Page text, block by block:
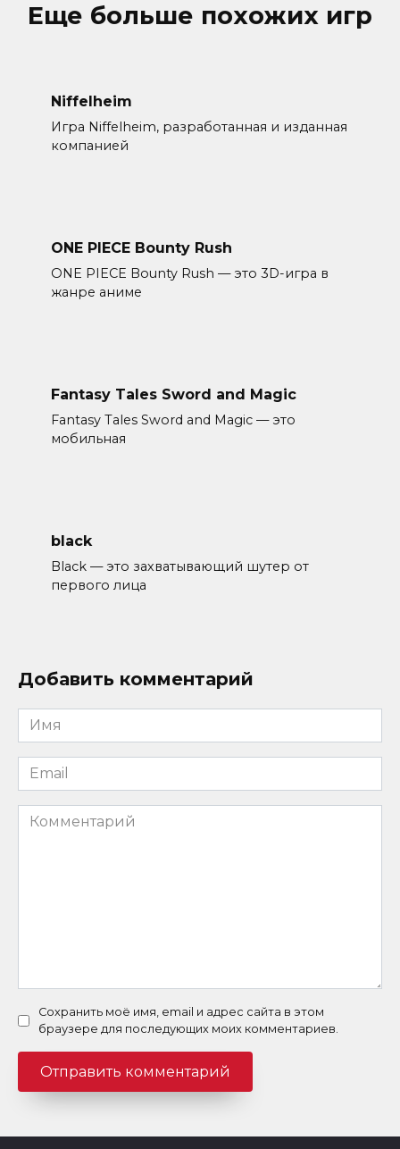
Еще больше похожих игр
Niffelheim
Игра Niffelheim, разработанная и изданная
компанией
ONE PIECE Bounty Rush
ONE PIECE Bounty Rush — это 3D-игра в
жанре аниме
Fantasy Tales Sword and Magic
Fantasy Tales Sword and Magic — это
мобильная
black
Black — это захватывающий шутер от
первого лица
Добавить комментарий
Имя
*
Email
*
Комментарий
Сохранить моё имя, email и адрес сайта в этом
браузере для последующих моих комментариев.